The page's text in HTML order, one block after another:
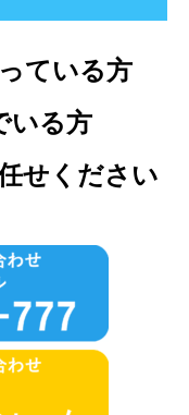
ている方
いる方
せください